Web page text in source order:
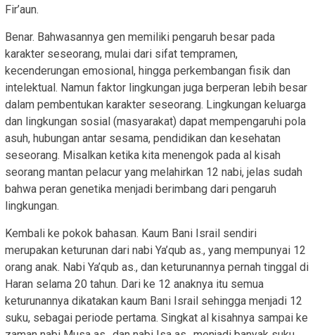
Fir’aun.
Benar. Bahwasannya gen memiliki pengaruh besar pada
karakter seseorang, mulai dari sifat tempramen,
kecenderungan emosional, hingga perkembangan fisik dan
intelektual. Namun faktor lingkungan juga berperan lebih besar
dalam pembentukan karakter seseorang. Lingkungan keluarga
dan lingkungan sosial (masyarakat) dapat mempengaruhi pola
asuh, hubungan antar sesama, pendidikan dan kesehatan
seseorang. Misalkan ketika kita menengok pada al kisah
seorang mantan pelacur yang melahirkan 12 nabi, jelas sudah
bahwa peran genetika menjadi berimbang dari pengaruh
lingkungan.
Kembali ke pokok bahasan. Kaum Bani Israil sendiri
merupakan keturunan dari nabi Ya’qub as., yang mempunyai 12
orang anak. Nabi Ya’qub as., dan keturunannya pernah tinggal di
Haran selama 20 tahun. Dari ke 12 anaknya itu semua
keturunannya dikatakan kaum Bani Israil sehingga menjadi 12
suku, sebagai periode pertama. Singkat al kisahnya sampai ke